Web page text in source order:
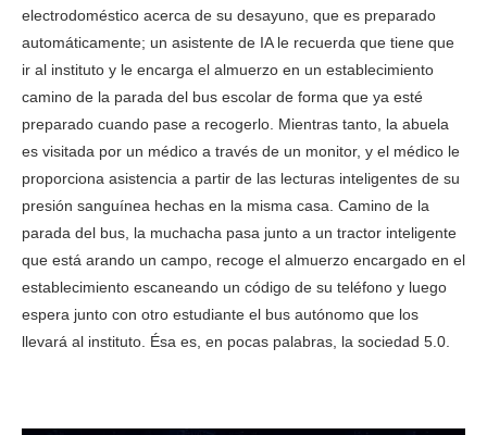
electrodoméstico acerca de su desayuno, que es preparado
automáticamente; un asistente de IA le recuerda que tiene que
ir al instituto y le encarga el almuerzo en un establecimiento
camino de la parada del bus escolar de forma que ya esté
preparado cuando pase a recogerlo. Mientras tanto, la abuela
es visitada por un médico a través de un monitor, y el médico le
proporciona asistencia a partir de las lecturas inteligentes de su
presión sanguínea hechas en la misma casa. Camino de la
parada del bus, la muchacha pasa junto a un tractor inteligente
que está arando un campo, recoge el almuerzo encargado en el
establecimiento escaneando un código de su teléfono y luego
espera junto con otro estudiante el bus autónomo que los
llevará al instituto. Ésa es, en pocas palabras, la sociedad 5.0.